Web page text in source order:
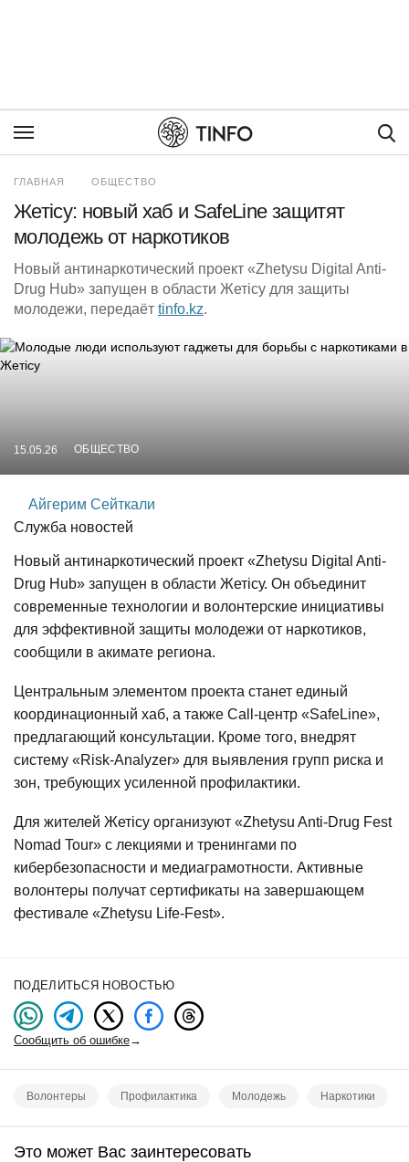
ГЛАВНАЯ ОБЩЕСТВО
Жетісу: новый хаб и SafeLine защитят
молодежь от наркотиков
Новый антинаркотический проект «Zhetysu Digital Anti-
Drug Hub» запущен в области Жетісу для защиты
молодежи, передаёт tinfo.kz.
15.05.26 ОБЩЕСТВО
Айгерим Сейткали
Служба новостей
Новый антинаркотический проект «Zhetysu Digital Anti-
Drug Hub» запущен в области Жетісу. Он объединит
современные технологии и волонтерские инициативы
для эффективной защиты молодежи от наркотиков,
сообщили в акимате региона.
Центральным элементом проекта станет единый
координационный хаб, а также Call-центр «SafeLine»,
предлагающий консультации. Кроме того, внедрят
систему «Risk-Analyzer» для выявления групп риска и
зон, требующих усиленной профилактики.
Для жителей Жетісу организуют «Zhetysu Anti-Drug Fest
Nomad Tour» с лекциями и тренингами по
кибербезопасности и медиаграмотности. Активные
волонтеры получат сертификаты на завершающем
фестивале «Zhetysu Life-Fest».
ПОДЕЛИТЬСЯ НОВОСТЬЮ
Сообщить об ошибке→
Волонтеры Профилактика Молодежь Наркотики
Это может Вас заинтересовать